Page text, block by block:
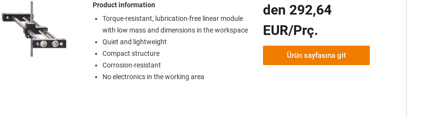
Product information
Torque-resistant, lubrication-free linear module
with low mass and dimensions in the workspace
Quiet and lightweight
Compact structure
Corrosion-resistant
No electronics in the working area
den 292,64
EUR/Prç.
Ürün sayfasına git